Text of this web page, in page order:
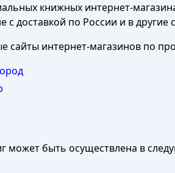
книжных интернет-
с доставкой по России и в
сайты интернет-магазинов по
может быть осуществлена в